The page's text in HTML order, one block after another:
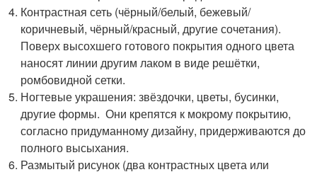
Контрастная сеть (чёрный/белый, бежевый/
коричневый, чёрный/красный, другие сочетания).
Поверх высохшего готового покрытия одного цвета
наносят линии другим лаком в виде решётки,
ромбовидной сетки.
Ногтевые украшения: звёздочки, цветы, бусинки,
другие формы. Они крепятся к мокрому покрытию,
согласно придуманному дизайну, придерживаются до
полного высыхания.
Размытый рисунок (два контрастных цвета или